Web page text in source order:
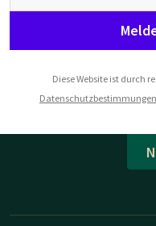
Diese Website ist durch
Datenschutzbestimmungen